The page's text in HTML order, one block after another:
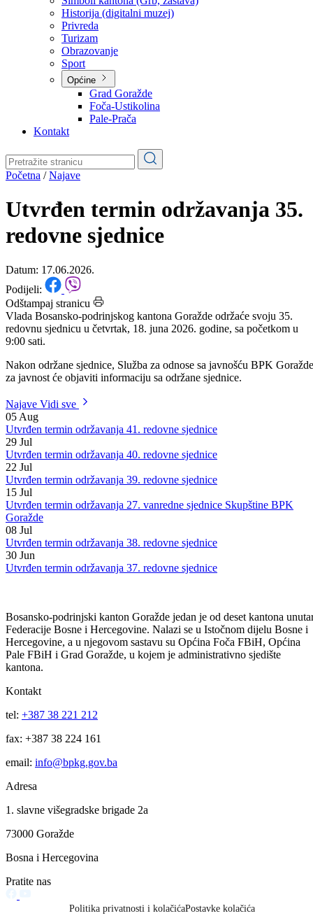
O kantonu
O kantonu
Simboli kantona (Grb, zastava)
Historija (digitalni muzej)
Privreda
Turizam
Obrazovanje
Općine
Pale-Prača
Kontakt
Početna/Najave
Utvrđen termin održavanja 35.
redovne sjednice
Datum: 17.06.2026.
Podijeli:
Odštampaj stranicu
redovnu sjednicu u četvrtak, 18. juna 2026. godine, sa početkom u
9:00 sati.
Nakon održane sjednice, Služba za odnose sa javnošću BPK
za javnost će objaviti informaciju sa održane sjednice.
Najave
05Aug
Utvrđen termin održavanja 41. redovne sjednice
29 Jul
Utvrđen termin održavanja 40. redovne sjednice
22 Jul
Utvrđen termin održavanja 39. redovne sjednice
15 Jul
Utvrđen termin održavanja 27. vanredne sjednice Skupštine BPK
Goražde
08 Jul